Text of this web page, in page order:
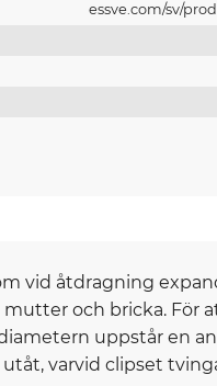
essve.com/sv/
vid åtdragning
och bricka. För
uppstår en
varvid clipset